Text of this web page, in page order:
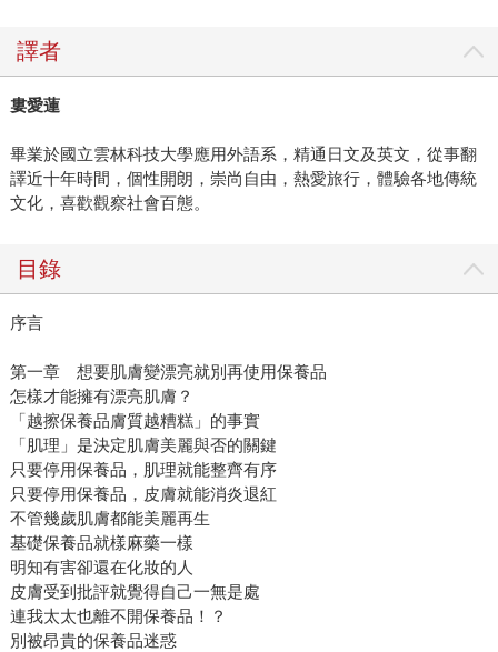
譯者
婁愛蓮
畢業於國立雲林科技大學應用外語系，精通日文及英文，從事翻
譯近十年時間，個性開朗，崇尚自由，熱愛旅行，體驗各地傳統
文化，喜歡觀察社會百態。
目錄
序言
第一章 想要肌膚變漂亮就別再使用保養品
怎樣才能擁有漂亮肌膚？
「越擦保養品膚質越糟糕」的事實
「肌理」是決定肌膚美麗與否的關鍵
只要停用保養品，肌理就能整齊有序
只要停用保養品，皮膚就能消炎退紅
不管幾歲肌膚都能美麗再生
基礎保養品就樣麻藥一樣
明知有害卻還在化妝的人
皮膚受到批評就覺得自己一無是處
連我太太也離不開保養品！？
別被昂貴的保養品迷惑